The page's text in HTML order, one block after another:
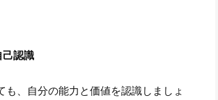
己認識
も、自分の能力と価値を認識しましょ